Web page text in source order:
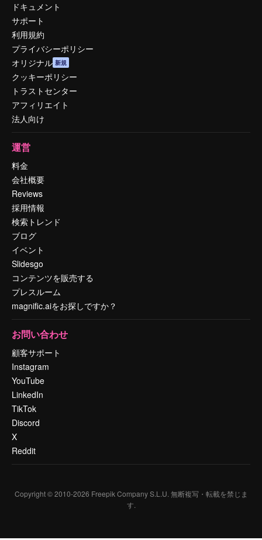
ドキュメント
サポート
利用規約
プライバシーポリシー
オリジナル 新規
クッキーポリシー
トラストセンター
アフィリエイト
法人向け
運営
料金
会社概要
Reviews
採用情報
検索トレンド
ブログ
イベント
Slidesgo
コンテンツを販売する
プレスルーム
magnific.aiをお探しですか？
お問い合わせ
顧客サポート
Instagram
YouTube
LinkedIn
TikTok
Discord
X
Reddit
Copyright © 2010-2026 Freepik Company S.L.U. 無断複写・転載を禁じま
す.